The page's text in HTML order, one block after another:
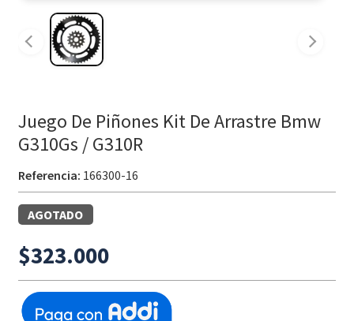
Juego De Piñones Kit De Arrastre Bmw
G310Gs / G310R
Referencia: 166300-16
AGOTADO
$323.000